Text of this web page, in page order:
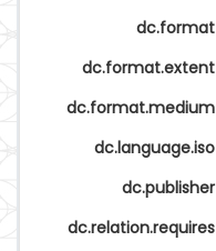
dc.format
dc.format.extent
dc.format.medium
dc.language.iso
dc.publisher
dc.relation.requires